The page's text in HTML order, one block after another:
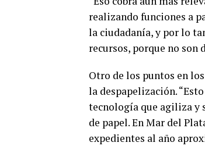
realizando funciones a
la ciudadanía, y por lo
recursos, porque no son
Otro de los puntos en
la despapelización.
tecnología que agiliza
de papel. En Mar del
expedientes al año